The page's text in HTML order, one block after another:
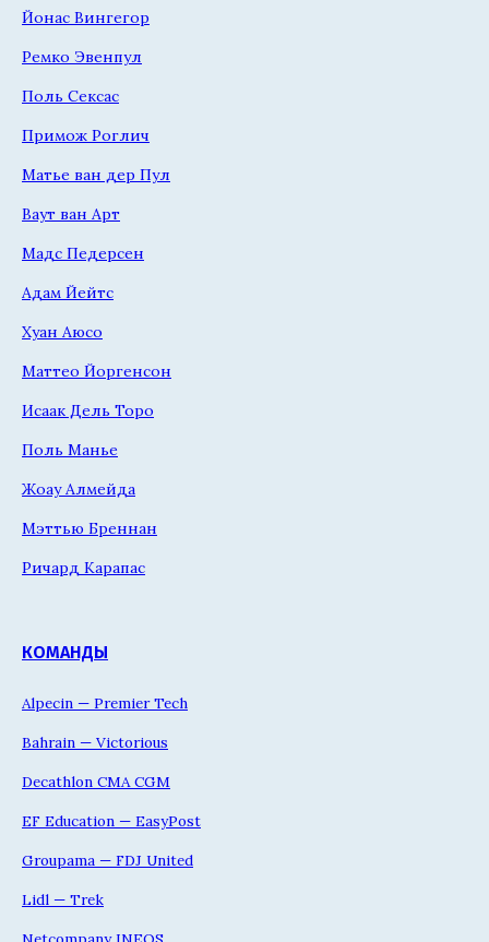
Йонас Вингегор
Ремко Эвенпул
Поль Сексас
Примож Роглич
Матье ван дер Пул
Ваут ван Арт
Мадс Педерсен
Адам Йейтс
Хуан Аюсо
Маттео Йоргенсон
Исаак Дель Торо
Поль Манье
Жоау Алмейда
Мэттью Бреннан
Ричард Карапас
КОМАНДЫ
Alpecin — Premier Tech
Bahrain — Victorious
Decathlon CMA CGM
EF Education — EasyPost
Groupama — FDJ United
Lidl — Trek